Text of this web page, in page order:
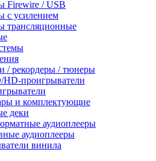
Firewire / USB
с усилением
трансляционные
/ рекордеры / тюнеры
проигрыватели
и комплектующие
деки
аудиоплееры
аудиоплееры
винила